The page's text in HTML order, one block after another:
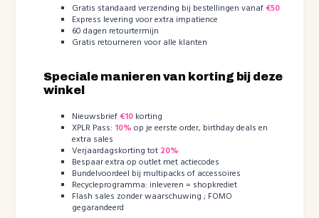
Gratis standaard verzending bij bestellingen vanaf€50
Express levering voor extra impatience
60 dagen retourtermijn
Gratis retourneren voor alle klanten
Speciale manieren van korting bij deze
winkel
Nieuwsbrief€10 korting
XPLR Pass: 10% op je eerste order, birthday deals en
extra sales
Verjaardagskorting tot 20%
Bespaar extra op outlet met actiecodes
Bundelvoordeel bij multipacks of accessoires
Recycleprogramma: inleveren = shopkrediet
Flash sales zonder waarschuwing ; FOMO
gegarandeerd